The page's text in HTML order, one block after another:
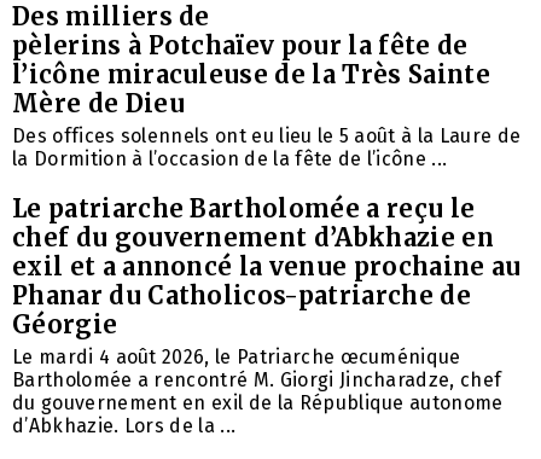
Des milliers de
pèlerins à Potchaïev pour la fête de
l’icône miraculeuse de la Très Sainte
Mère de Dieu
Des offices solennels ont eu lieu le 5 août à la Laure de
la Dormition à l’occasion de la fête de l’icône ...
Le patriarche Bartholomée a reçu le
chef du gouvernement d’Abkhazie en
exil et a annoncé la venue prochaine au
Phanar du Catholicos-patriarche de
Géorgie
Le mardi 4 août 2026, le Patriarche œcuménique
Bartholomée a rencontré M. Giorgi Jincharadze, chef
du gouvernement en exil de la République autonome
d’Abkhazie. Lors de la ...